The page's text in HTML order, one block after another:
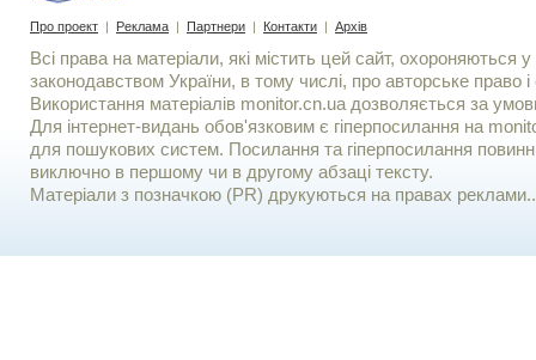
Про проект | Реклама | Партнери | Контакти | Архів
Всі права на матеріали, які містить цей сайт, охороняються у
законодавством України, в тому числі, про авторське право і
Використання матерiалiв monitor.cn.ua дозволяється за
Для iнтернет-видань обов'язковим є гiперпосилання на
для пошукових систем. Посилання та гіперпосилання
виключно в першому чи в другому абзаці тексту.
Матеріали з позначкою (PR) друкуються на правах реклами..